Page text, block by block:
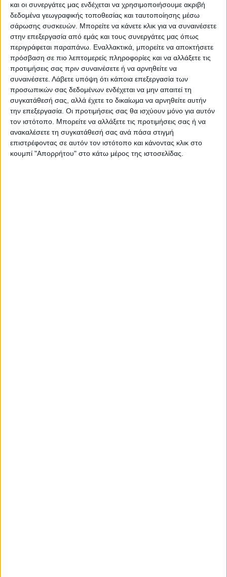
και οι συνεργάτες μας ενδέχεται να χρησιμοποιήσουμε ακριβή
δεδομένα γεωγραφικής τοποθεσίας και ταυτοποίησης μέσω
σάρωσης συσκευών. Μπορείτε να κάνετε κλικ για να συναινέσετε
στην επεξεργασία από εμάς και τους συνεργάτες μας όπως
περιγράφεται παραπάνω. Εναλλακτικά, μπορείτε να αποκτήσετε
πρόσβαση σε πιο λεπτομερείς πληροφορίες και να αλλάξετε τις
προτιμήσεις σας πριν συναινέσετε ή να αρνηθείτε να
συναινέσετε. Λάβετε υπόψη ότι κάποια επεξεργασία των
προσωπικών σας δεδομένων ενδέχεται να μην απαιτεί τη
συγκατάθεσή σας, αλλά έχετε το δικαίωμα να αρνηθείτε αυτήν
την επεξεργασία. Οι προτιμήσεις σας θα ισχύουν μόνο για αυτόν
τον ιστότοπο. Μπορείτε να αλλάξετε τις προτιμήσεις σας ή να
ανακαλέσετε τη συγκατάθεσή σας ανά πάσα στιγμή
επιστρέφοντας σε αυτόν τον ιστότοπο και κάνοντας κλικ στο
κουμπί "Απορρήτου" στο κάτω μέρος της ιστοσελίδας.
ΚΑΡΔΙΤΣΑ